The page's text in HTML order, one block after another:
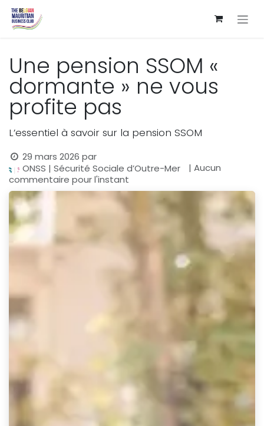
Se rendre au contenu
Une pension SSOM «
dormante » ne vous
profite pas
L’essentiel à savoir sur la pension SSOM
29 mars 2026 par
ONSS | Sécurité Sociale d’Outre-Mer
| Aucun
commentaire pour l'instant